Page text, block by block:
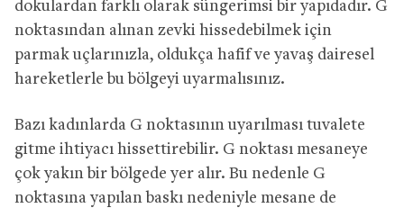
dokulardan farklı olarak süngerimsi bir yapıdadır. G
noktasından alınan zevki hissedebilmek için
parmak uçlarınızla, oldukça hafif ve yavaş dairesel
hareketlerle bu bölgeyi uyarmalısınız.
Bazı kadınlarda G noktasının uyarılması tuvalete
gitme ihtiyacı hissettirebilir. G noktası mesaneye
çok yakın bir bölgede yer alır. Bu nedenle G
noktasına yapılan baskı nedeniyle mesane de